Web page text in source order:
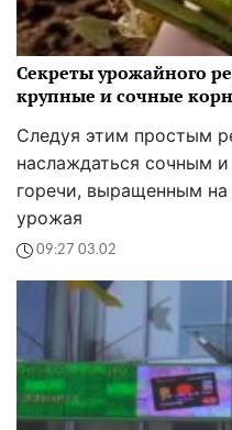
Секреты урожайного
крупные и сочные
Следуя этим простым
наслаждаться сочным
горечи, выращенным на
урожая
09:27 03.02